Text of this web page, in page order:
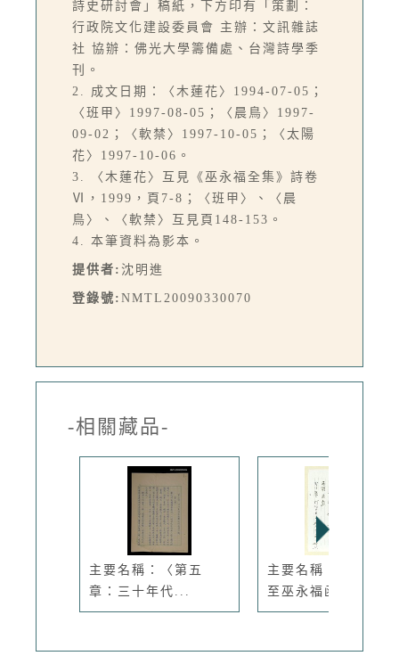
詩史研討會」稿紙，下方印有「策劃：
行政院文化建設委員會 主辦：文訊雜誌
社 協辦：佛光大學籌備處、台灣詩學季
刊。
2. 成文日期：〈木蓮花〉1994-07-05；
〈班甲〉1997-08-05；〈晨鳥〉1997-
09-02；〈軟禁〉1997-10-05；〈太陽
花〉1997-10-06。
3. 〈木蓮花〉互見《巫永福全集》詩卷
Ⅵ，1999，頁7-8；〈班甲〉、〈晨
鳥〉、〈軟禁〉互見頁148-153。
4. 本筆資料為影本。
提供者: 沈明進
登錄號: NMTL20090330070
-相關藏品-
主要名稱：〈第五
章：三十年代...
主要名稱：北原政吉
至巫永福函...